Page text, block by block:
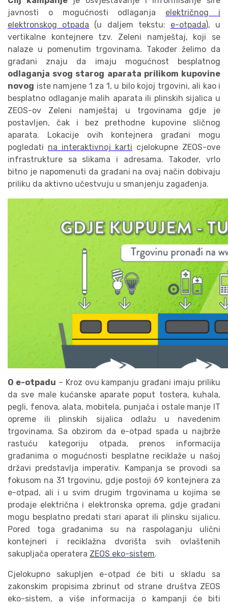
javnosti o mogućnosti odlaganja električnog i
elektronskog otpada (u daljem tekstu: e-otpada), u
vertikalne kontejnere tzv. Zeleni namještaj, koji se
nalaze u pomenutim trgovinama. Također želimo da
građani znaju da imaju mogućnost besplatnog
odlaganja svog starog aparata prilikom kupovine
novog iste namjene 1 za 1, u bilo kojoj trgovini, ali kao i
besplatno odlaganje malih aparata ili plinskih sijalica u
ZEOS-ov Zeleni namještaj u trgovinama gdje je
postavljen, čak i bez prethodne kupovine sličnog
aparata. Lokacije ovih kontejnera građani mogu
pogledati na interaktivnoj karti cjelokupne ZEOS-ove
infrastrukture sa slikama i adresama. Također, vrlo
bitno je napomenuti da građani na ovaj način dobivaju
priliku da aktivno učestvuju u smanjenju zagađenja.
O e-otpadu – Kroz ovu kampanju građani imaju priliku
da sve male kućanske aparate poput tostera, kuhala,
pegli, fenova, alata, mobitela, punjača i ostale manje IT
opreme ili plinskih sijalica odlažu u navedenim
trgovinama. Sa obzirom da e-otpad spada u najbrže
rastuću kategoriju otpada, prenos informacija
građanima o mogućnosti besplatne reciklaže u našoj
državi predstavlja imperativ. Kampanja se provodi sa
fokusom na 31 trgovinu, gdje postoji 69 kontejnera za
e-otpad, ali i u svim drugim trgovinama u kojima se
prodaje električna i elektronska oprema, gdje građani
mogu besplatno predati stari aparat ili plinsku sijalicu.
Pored toga građanima su na raspolaganju ulični
kontejneri i reciklažna dvorišta svih ovlaštenih
sakupljača operatera ZEOS eko-sistem.
Cjelokupno sakupljen e-otpad će biti u skladu sa
zakonskim propisima zbrinut od strane društva ZEOS
eko-sistem, a više informacija o kampanji će biti